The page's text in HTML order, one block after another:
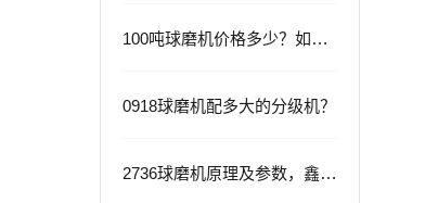
100吨球磨机价格多少？如何选择？
0918球磨机配多大的分级机？
2736球磨机原理及参数，鑫海2736球磨机的优势